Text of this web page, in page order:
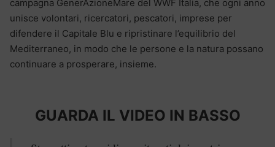
campagna GenerAzioneMare del WWF Italia, che ogni anno
unisce volontari, ricercatori, pescatori, imprese per
difendere il Capitale Blu e ripristinare l’equilibrio del
Mediterraneo, in modo che le persone e la natura possano
continuare a prosperare, insieme.
GUARDA IL VIDEO IN BASSO